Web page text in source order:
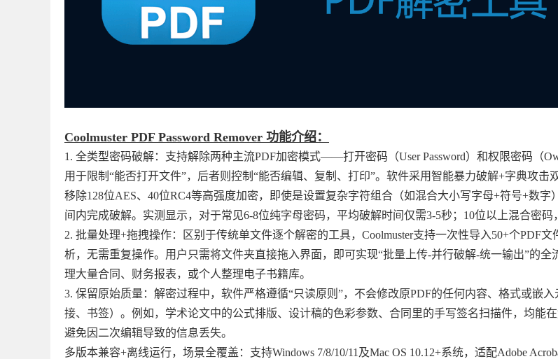
Coolmuster PDF Password Remover 功能介绍：
1. 全类型密码破解：支持解除两种主流PDF加密模式——打开密码（User Password）和权限密码（
用于限制“能否打开文件”，后者则控制“能否编辑、复制、打印”。软件采用智能暴力破解+字典攻击
移除128位AES、40位RC4等高强度加密，即使是设置复杂字符组合（如混合大小写字母+符号+数字
间内完成破解。实测显示，对于常见6-8位纯字母密码，平均破解时间仅需3-5秒；10位以上混合密码
2. 批量处理+拖拽操作：区别于传统单文件逐个解密的工具，Coolmuster支持一次性导入50+个PDF
析，无需重复操作。用户只需将文件夹直接拖入界面，即可实现“批量上传-并行破解-统一输出”的全
理大量合同、财务报表，或个人整理电子书籍库。
3. 保留原始质量：解密过程中，软件严格遵循“只读原则”，不会修改原PDF的任何内容、格式或嵌
接、书签）。例如，学术论文中的公式排版、设计稿的色彩参数、合同里的手写签名扫描件，均能在
避免因二次编辑导致的信息丢失。
多版本兼容+离线运行，场景全覆盖：支持Windows 7/8/10/11及Mac OS 10.12+系统，适配Adobe